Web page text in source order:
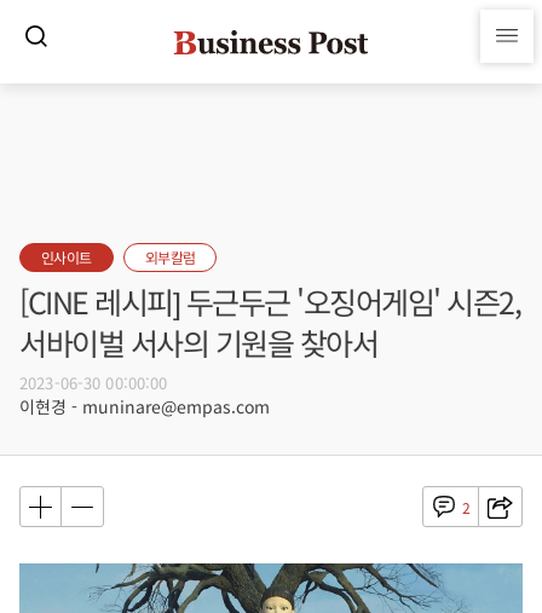
인사이트 외부칼럼
[CINE 레시피] 두근두근 '오징어게임' 시즌2,
서바이벌 서사의 기원을 찾아서
2023-06-30 00:00:00
이현경 - muninare@empas.com
2